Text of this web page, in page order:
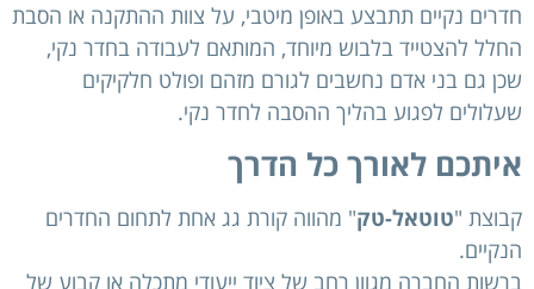
חדרים נקיים תתבצע באופן מיטבי, על צוות ההתקנה או הסבת
החלל להצטייד בלבוש מיוחד, המותאם לעבודה בחדר נקי,
שכן גם בני אדם נחשבים לגורם מזהם ופולט חלקיקים
שעלולים לפגוע בהליך ההסבה לחדר נקי.
איתכם לאורך כל הדרך
קבוצת "טוטאל-טק" מהווה קורת גג אחת לתחום החדרים
הנקיים.
ברשות החברה מגוון רחב של ציוד ייעודי מתכלה או קבוע של